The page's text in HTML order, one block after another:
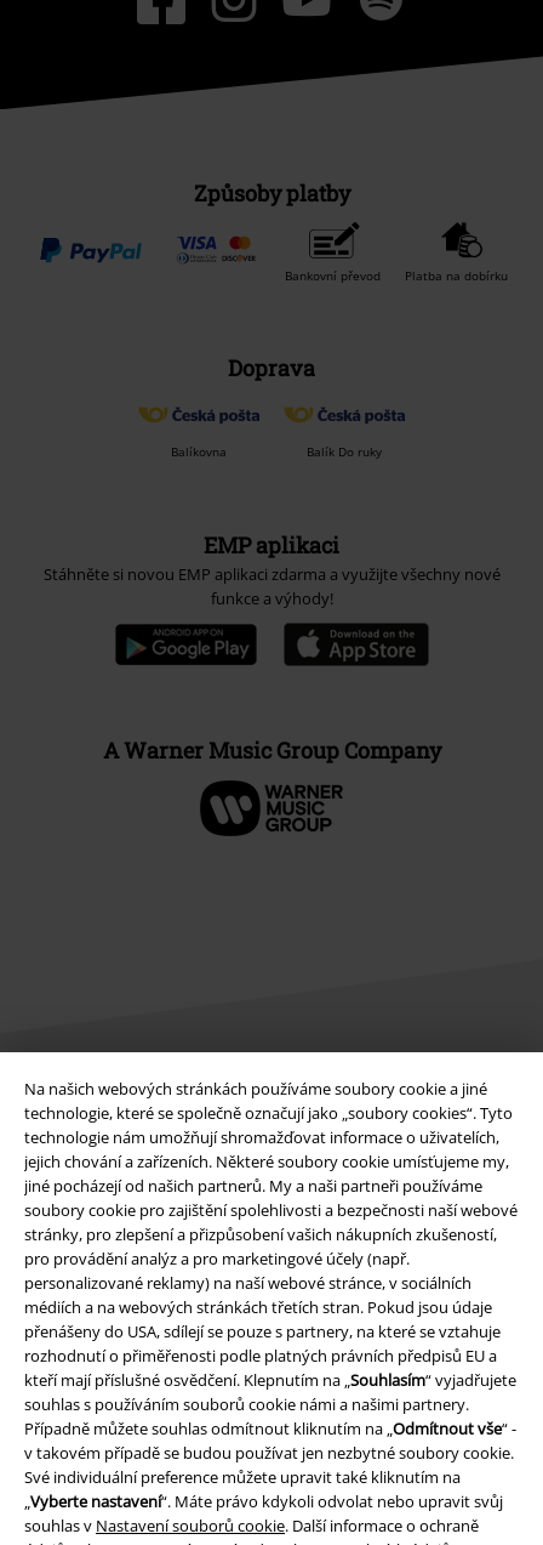
Na našich webových stránkách používáme soubory cookie a jiné
technologie, které se společně označují jako „soubory cookies“. Tyto
technologie nám umožňují shromažďovat informace o uživatelích,
jejich chování a zařízeních. Některé soubory cookie umísťujeme my,
jiné pocházejí od našich partnerů. My a naši partneři používáme
soubory cookie pro zajištění spolehlivosti a bezpečnosti naší webové
stránky, pro zlepšení a přizpůsobení vašich nákupních zkušeností,
pro provádění analýz a pro marketingové účely (např.
personalizované reklamy) na naší webové stránce, v sociálních
médiích a na webových stránkách třetích stran. Pokud jsou údaje
přenášeny do USA, sdílejí se pouze s partnery, na které se vztahuje
rozhodnutí o přiměřenosti podle platných právních předpisů EU a
kteří mají příslušné osvědčení. Klepnutím na „Souhlasím“ vyjadřujete
souhlas s používáním souborů cookie námi a našimi partnery.
Případně můžete souhlas odmítnout kliknutím na „Odmítnout vše“ -
v takovém případě se budou používat jen nezbytné soubory cookie.
Své individuální preference můžete upravit také kliknutím na
„Vyberte nastavení“. Máte právo kdykoli odvolat nebo upravit svůj
souhlas v Nastavení souborů cookie. Další informace o ochraně
Způsoby platby
Bankovní převod Platba na dobírku
Doprava
Balíkovna Balík Do ruky
EMP aplikaci
Stáhněte si novou EMP aplikaci zdarma a využijte všechny nové
funkce a výhody!
A Warner Music Group Company
Právní informace
Podmínky
Prohlášení
Ochrana osobních údajů
Likvidace odpadu a ochrana životního prostředí
Prohlášení o shodě
Informace o přístupnosti
Nastavení souborů cookie
Odstoupení od smlouvy